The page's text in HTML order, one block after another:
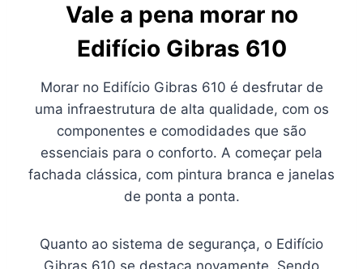
Vale a pena morar no
Edifício Gibras 610
Morar no Edifício Gibras 610 é desfrutar de
uma infraestrutura de alta qualidade, com os
componentes e comodidades que são
essenciais para o conforto. A começar pela
fachada clássica, com pintura branca e janelas
de ponta a ponta.
Quanto ao sistema de segurança, o Edifício
Gibras 610 se destaca novamente. Sendo